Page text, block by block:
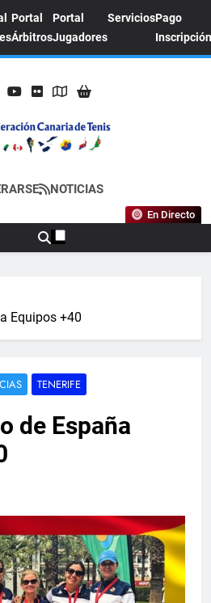
Portal
Árbitros
Portal
Jugadores
ServiciosPago
Inscripción
CANARIA DE
TENIS
De La Federación Canaria De
NOTICIAS
En Directo
Equipos +40
TENERIFE
de España